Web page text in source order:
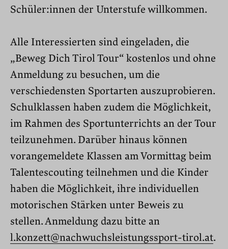
Schüler:innen der Unterstufe willkommen.
Alle Interessierten sind eingeladen, die
„Beweg Dich Tirol Tour“ kostenlos und ohne
Anmeldung zu besuchen, um die
verschiedensten Sportarten auszuprobieren.
Schulklassen haben zudem die Möglichkeit,
im Rahmen des Sportunterrichts an der Tour
teilzunehmen. Darüber hinaus können
vorangemeldete Klassen am Vormittag beim
Talentescouting teilnehmen und die Kinder
haben die Möglichkeit, ihre individuellen
motorischen Stärken unter Beweis zu
stellen. Anmeldung dazu bitte an
l.konzett@nachwuchsleistungssport-tirol.at.